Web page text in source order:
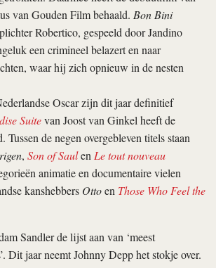
van Gouden Film behaald. Bon Bini
Robertico, gespeeld door Jandino
een crimineel belazert en naar
waar hij zich opnieuw in de nesten
Oscar zijn dit jaar definitief
Suitevan Joost van Ginkel heeft de
Tussen de negen overgebleven titels staan
, Son of SaulenLe tout nouveau
animatie en documentaire vielen
kanshebbers Ottoen Those Who Feel the
Sandler de lijst aan van ‘meest
Dit jaar neemt Johnny Depp het stokje over.